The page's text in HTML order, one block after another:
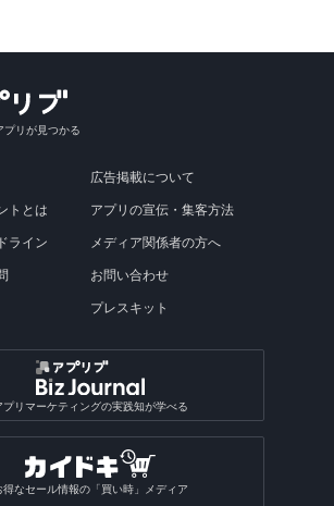
プリが見つかる
トとは
ライン
広告掲載について
アプリの宣伝・集客方法
メディア関係者の方へ
お問い合わせ
プレスキット
プリマーケティングの実践知が学べる
得なセール情報の「買い時」メディア